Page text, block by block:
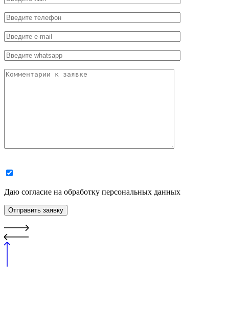
Даю согласие на обработку персональных данных
Отправить заявку